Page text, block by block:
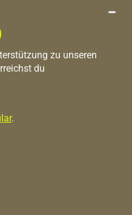
zu unseren
du
.